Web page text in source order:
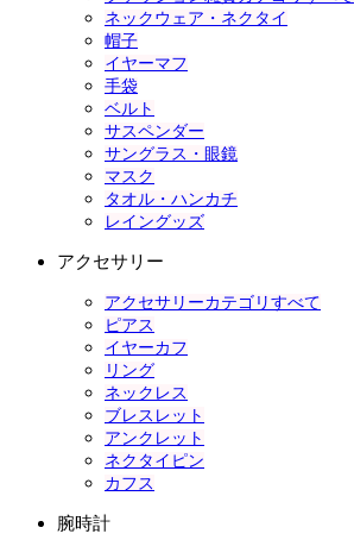
ネックウェア・ネクタイ
帽子
イヤーマフ
手袋
ベルト
サスペンダー
サングラス・眼鏡
マスク
タオル・ハンカチ
レイングッズ
アクセサリー
アクセサリーカテゴリすべて
ピアス
イヤーカフ
リング
ネックレス
ブレスレット
アンクレット
ネクタイピン
カフス
腕時計